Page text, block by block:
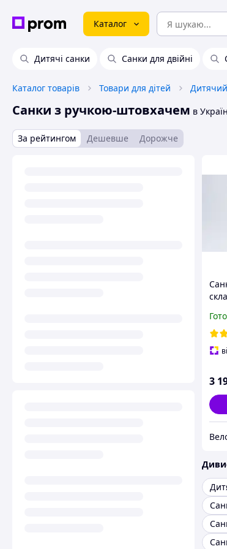
Каталог
Дитячі санки Санки для двійні
Каталог товарів Товари для дітей Дитячий
Санки з ручкою-штовхачем в
За рейтингом Дешевше Дорожче
3